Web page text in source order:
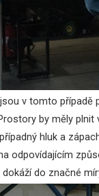
v tomto případě
by měly
hluk a
odpovídajícím
do značné